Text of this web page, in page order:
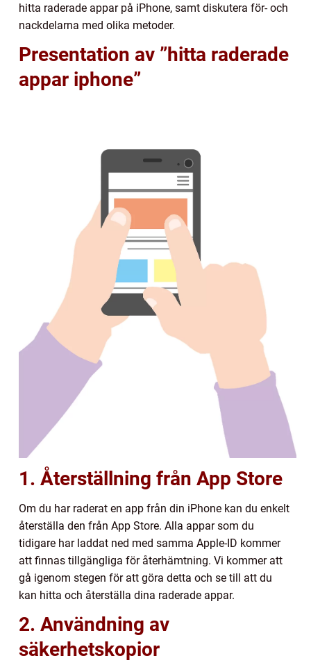
hitta raderade appar på iPhone, samt diskutera för- och
nackdelarna med olika metoder.
Presentation av ”hitta raderade
appar iphone”
1. Återställning från App Store
Om du har raderat en app från din iPhone kan du enkelt
återställa den från App Store. Alla appar som du
tidigare har laddat ned med samma Apple-ID kommer
att finnas tillgängliga för återhämtning. Vi kommer att
gå igenom stegen för att göra detta och se till att du
kan hitta och återställa dina raderade appar.
2. Användning av
säkerhetskopior